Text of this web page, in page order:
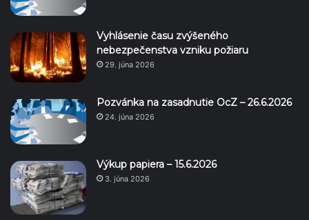
Vyhlásenie času zvýšeného
nebezpečenstva vzniku požiaru
29. júna 2026
Pozvánka na zasadnutie OcZ – 26.6.2026
24. júna 2026
Výkup papiera – 15.6.2026
3. júna 2026